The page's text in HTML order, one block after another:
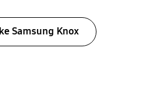
Samsung Knox